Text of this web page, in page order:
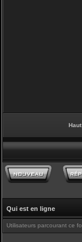
Haut
Qui est en ligne
Utilisateurs parcourant ce